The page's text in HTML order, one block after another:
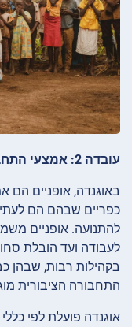
עובדה 2: אמצעי התחבורה העיקרי באוגנדה הוא האופניים
באוגנדה, אופניים הם
כפריים שבהם הם
להתנועה. אופניים
לעבודה ועד הובלת
בקהילות רבות, שבהן
התחבורה הציבורית
אוגנדה פועלת לפי